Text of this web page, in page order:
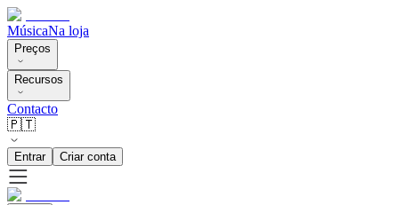
MúsicaNa loja
Preços
Recursos
Contacto
🇵🇹
Entrar Criar conta